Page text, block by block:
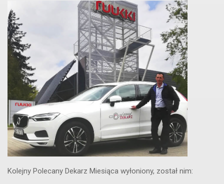
Kolejny Polecany Dekarz Miesiąca wyłoniony, został nim: